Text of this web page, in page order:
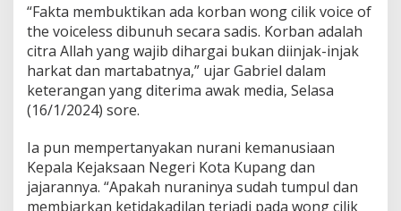
“Fakta membuktikan ada korban wong cilik voice of
the voiceless dibunuh secara sadis. Korban adalah
citra Allah yang wajib dihargai bukan diinjak-injak
harkat dan martabatnya,” ujar Gabriel dalam
keterangan yang diterima awak media, Selasa
(16/1/2024) sore.
Ia pun mempertanyakan nurani kemanusiaan
Kepala Kejaksaan Negeri Kota Kupang dan
jajarannya. “Apakah nuraninya sudah tumpul dan
membiarkan ketidakadilan terjadi pada wong cilik